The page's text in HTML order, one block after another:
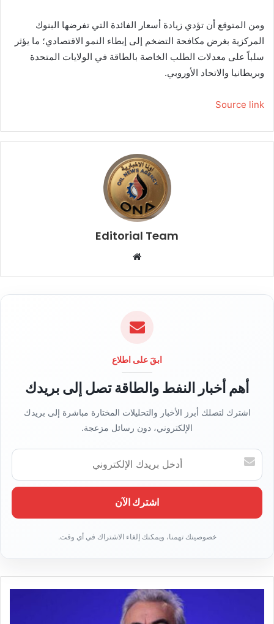
ومن المتوقع أن تؤدي زيادة أسعار الفائدة التي تفرضها البنوك
المركزية ‏بغرض مكافحة التضخم إلى إبطاء النمو الاقتصادي؛ ما يؤثر
سلباً على معدلات الطلب الخاصة بالطاقة ‏في الولايات المتحدة
وبريطانيا والاتحاد الأوروبي.‏
Source link
Editorial Team
ل
ي
ب
ابقَ على اطلاع
أهم أخبار النفط والطاقة تصل إلى بريدك
اشترك لتصلك أبرز الأخبار والتحليلات المختارة مباشرة إلى بريدك
الإلكتروني، دون رسائل مزعجة.
أ
خ
ل
ر